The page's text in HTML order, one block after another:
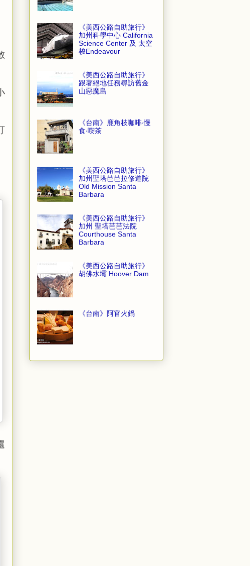
《美西公路自助旅行》
加州科學中心 California
Science Center 及 太空
梭Endeavour
《美西公路自助旅行》
跟著絕地任務尋訪舊金
山惡魔島
《台南》鹿角枝咖啡‧慢
食‧喫茶
《美西公路自助旅行》
加州聖塔芭芭拉修道院
Old Mission Santa
Barbara
《美西公路自助旅行》
加州 聖塔芭芭法院
Courthouse Santa
Barbara
《美西公路自助旅行》
胡佛水壩 Hoover Dam
《台南》阿官火鍋